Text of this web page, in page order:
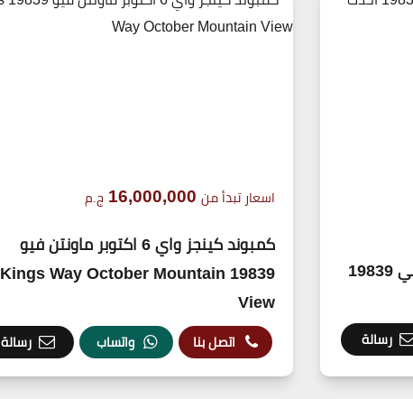
ماونتن فيو الضبعه الساحل الشمالي 19839
رسالة
اسعار تبدأ من 16,000,000 ج.م
كمبوند كينجز واي 6 اكتوبر ماونتن فيو
19839 Kings Way October Mountain
View
اتصل بنا واتساب رسالة